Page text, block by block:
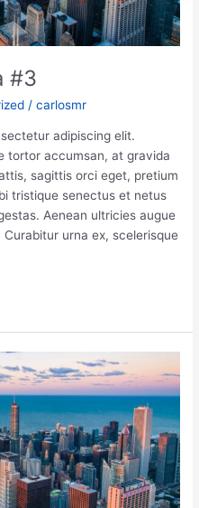
#3
/carlosmr
adipiscing elit.
tortor accumsan, at gravida
sagittis orci eget, pretium
tristique senectus et netus
Aenean ultricies augue
urna ex, scelerisque